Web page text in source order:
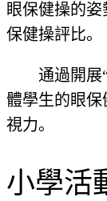
眼保健操的
保健操評比。
通過開展
體學生的眼
視力。
小學活